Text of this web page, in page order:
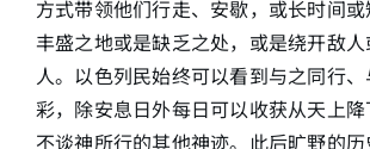
方式带领他们行走、安歇，或长时间
丰盛之地或是缺乏之处，或是绕开敌
人。以色列民始终可以看到与之同行
彩，除安息日外每日可以收获从天上
不谈神所行的其他神迹。此后旷野的